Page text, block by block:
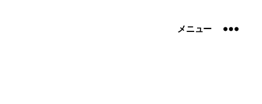
メニュー